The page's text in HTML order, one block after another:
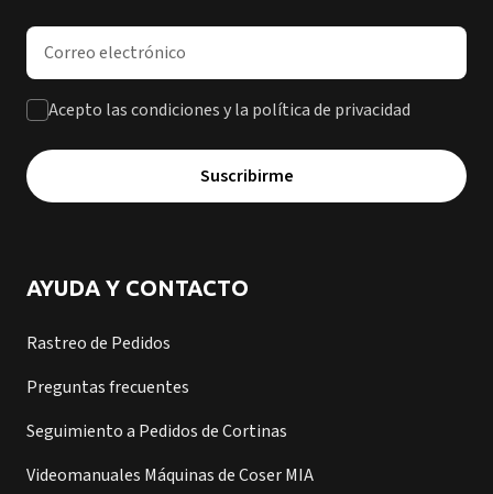
Dirección de correo electrónico
Acepto las condiciones y la política de privacidad
Suscribirme
AYUDA Y CONTACTO
Rastreo de Pedidos
Preguntas frecuentes
Seguimiento a Pedidos de Cortinas
Videomanuales Máquinas de Coser MIA